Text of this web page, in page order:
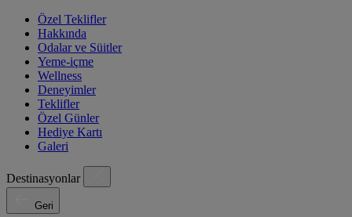
Özel Teklifler
Hakkında
Odalar ve Süitler
Yeme-içme
Wellness
Deneyimler
Teklifler
Özel Günler
Hediye Kartı
Galeri
Destinasyonlar
Geri